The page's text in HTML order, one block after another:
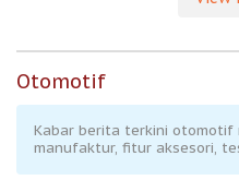
Otomotif
Kabar berita terkini otomotif
manufaktur, fitur aksesori,